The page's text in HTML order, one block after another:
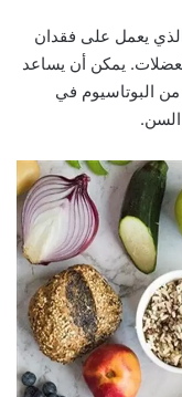
يعمل على فقدان
يمكن أن يساعد
البوتاسيوم في